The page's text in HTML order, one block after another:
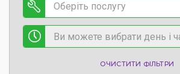
Оберіть послугу
ОЧИСТИТИ ФІЛЬТРИ